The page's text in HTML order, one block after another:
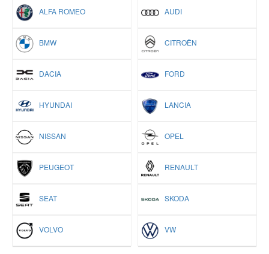
ALFA ROMEO AUDI
BMW CITROËN
DACIA FORD
HYUNDAI LANCIA
NISSAN OPEL
PEUGEOT RENAULT
SEAT SKODA
VOLVO VW